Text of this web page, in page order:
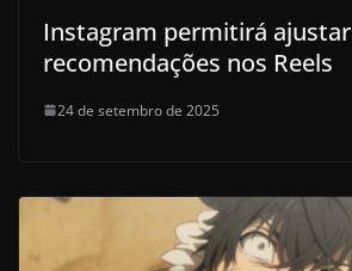
Instagram permitirá ajustar
recomendações nos Reels
24 de setembro de 2025